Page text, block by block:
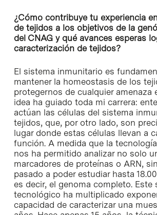
¿Cómo contribuye tu experiencia
de tejidos a los objetivos de la
del CNAG y qué avances esperas
caracterización de tejidos?
El sistema inmunitario es
mantener la homeostasis de los
protegernos de cualquier amenaza
idea ha guiado toda mi carrera:
actúan las células del sistema
tejidos, que, por otro lado, son
lugar donde estas células llevan a
función. A medida que la
nos ha permitido analizar no solo
marcadores de proteínas o ARN,
pasado a poder estudiar hasta
es decir, el genoma completo. Este
tecnológico ha multiplicado
capacidad de caracterizar una